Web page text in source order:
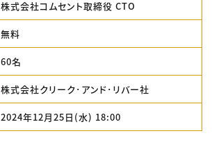
株式会社コムセント取締役 CTO
無料
60名
株式会社クリーク･アンド･リバー社
2024年12月25日(水) 18:00